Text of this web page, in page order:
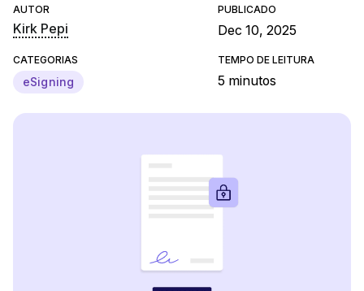
AUTOR
Kirk Pepi
PUBLICADO
Dec 10, 2025
CATEGORIAS
eSigning
TEMPO DE LEITURA
5 minutos